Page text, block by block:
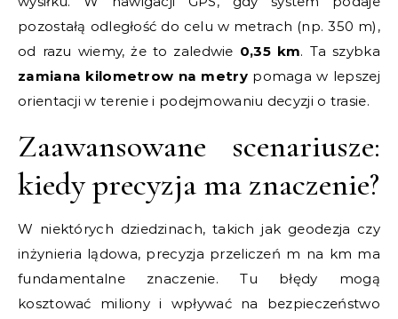
pozostałą odległość do celu w metrach (np. 350 m),
od razu wiemy, że to zaledwie 0,35 km. Ta szybka
zamiana kilometrow na metry pomaga w lepszej
orientacji w terenie i podejmowaniu decyzji o trasie.
Zaawansowane scenariusze:
kiedy precyzja ma znaczenie?
W niektórych dziedzinach, takich jak geodezja czy
inżynieria lądowa, precyzja przeliczeń m na km ma
fundamentalne znaczenie. Tu błędy mogą
kosztować miliony i wpływać na bezpieczeństwo